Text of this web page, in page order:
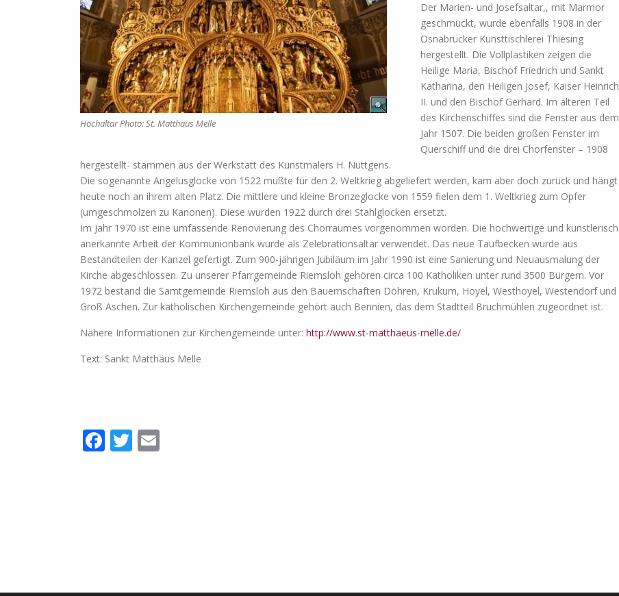
Hochaltar Photo: St. Matthäus Melle
Der Marien- und Josefsaltar,, mit Marmor
geschmückt, wurde ebenfalls 1908 in der
Osnabrücker Kunsttischlerei Thiesing
hergestellt. Die Vollplastiken zeigen die
Heilige Maria, Bischof Friedrich und Sankt
Katharina, den Heiligen Josef, Kaiser Heinrich
II. und den Bischof Gerhard. Im älteren Teil
des Kirchenschiffes sind die Fenster aus dem
Jahr 1507. Die beiden großen Fenster im
Querschiff und die drei Chorfenster – 1908
hergestellt- stammen aus der Werkstatt des Kunstmalers H. Nüttgens.
Die sogenannte Angelusglocke von 1522 mußte für den 2. Weltkrieg abgeliefert werden, kam aber doch zurück und hängt
heute noch an ihrem alten Platz. Die mittlere und kleine Bronzeglocke von 1559 fielen dem 1. Weltkrieg zum Opfer
(umgeschmolzen zu Kanonen). Diese wurden 1922 durch drei Stahlglocken ersetzt.
Im Jahr 1970 ist eine umfassende Renovierung des Chorraumes vorgenommen worden. Die hochwertige und künstlerisch
anerkannte Arbeit der Kommunionbank wurde als Zelebrationsaltar verwendet. Das neue Taufbecken wurde aus
Bestandteilen der Kanzel gefertigt. Zum 900-jährigen Jubiläum im Jahr 1990 ist eine Sanierung und Neuausmalung der
Kirche abgeschlossen. Zu unserer Pfarrgemeinde Riemsloh gehören circa 100 Katholiken unter rund 3500 Bürgern. Vor
1972 bestand die Samtgemeinde Riemsloh aus den Bauernschaften Döhren, Krukum, Hoyel, Westhoyel, Westendorf und
Groß Aschen. Zur katholischen Kirchengemeinde gehört auch Bennien, das dem Stadtteil Bruchmühlen zugeordnet ist.
Nähere Informationen zur Kirchengemeinde unter: http://www.st-matthaeus-melle.de/
Text: Sankt Matthäus Melle
Facebook
Twitter